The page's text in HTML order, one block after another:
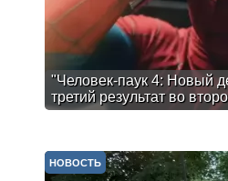
"Человек-паук 4: Новый
третий результат во
НОВОСТЬ